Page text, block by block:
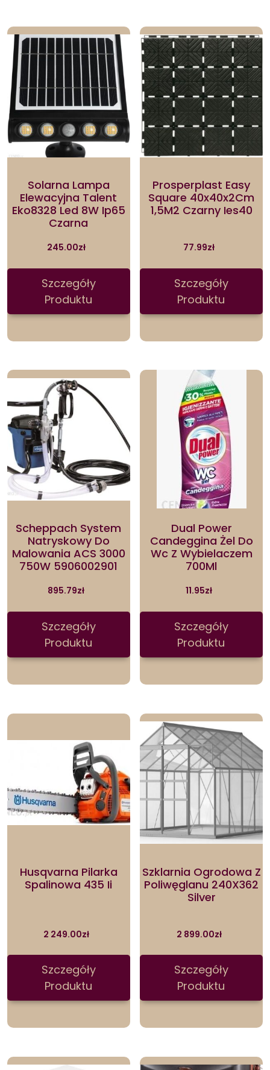
Solarna Lampa
Elewacyjna Talent
Eko8328 Led 8W Ip65
Czarna
245.00zł
Szczegóły
Produktu
Prosperplast Easy
Square 40x40x2Cm
1,5M2 Czarny Ies40
77.99zł
Szczegóły
Produktu
Scheppach System
Natryskowy Do
Malowania ACS 3000
750W 5906002901
895.79zł
Szczegóły
Produktu
Dual Power
Candeggina Żel Do
Wc Z Wybielaczem
700Ml
11.95zł
Szczegóły
Produktu
Husqvarna Pilarka
Spalinowa 435 Ii
2 249.00zł
Szczegóły
Produktu
Szklarnia Ogrodowa Z
Poliwęglanu 240X362
Silver
2 899.00zł
Szczegóły
Produktu